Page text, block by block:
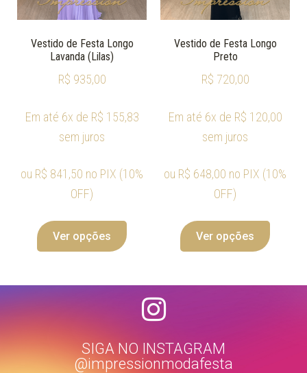
Vestido de Festa Longo
Lavanda (Lilas)
R$ 935,00
Em até 6x de R$ 155,83
sem juros
ou R$ 841,50 no PIX (10%
OFF)
Ver opções
Vestido de Festa Longo
Preto
R$ 720,00
Em até 6x de R$ 120,00
sem juros
ou R$ 648,00 no PIX (10%
OFF)
Ver opções
SIGA NO INSTAGRAM
@impressionmodafesta